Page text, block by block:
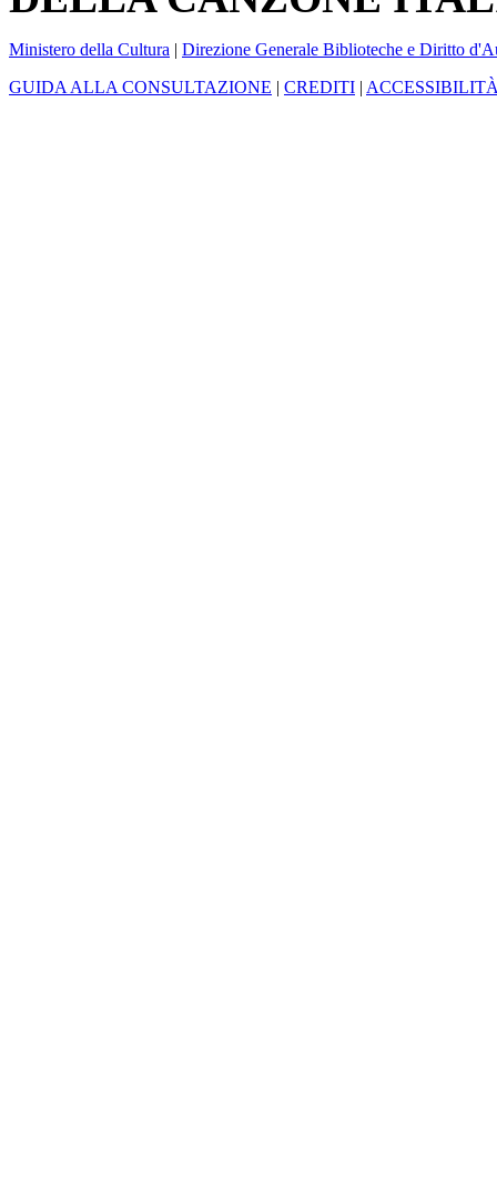
Ministero della Cultura | Direzione Generale Biblioteche e Diritto
GUIDA ALLA CONSULTAZIONE | CREDITI |